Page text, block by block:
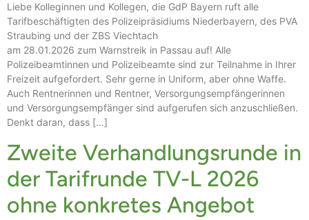
Liebe Kolleginnen und Kollegen, die GdP Bayern ruft alle
Tarifbeschäftigten des Polizeipräsidiums Niederbayern, des PVA
Straubing und der ZBS Viechtach
am 28.01.2026 zum Warnstreik in Passau auf! Alle
Polizeibeamtinnen und Polizeibeamte sind zur Teilnahme in Ihrer
Freizeit aufgefordert. Sehr gerne in Uniform, aber ohne Waffe.
Auch Rentnerinnen und Rentner, Versorgungsempfängerinnen
und Versorgungsempfänger sind aufgerufen sich anzuschließen.
Denkt daran, dass […]
Zweite Verhandlungsrunde in
der Tarifrunde TV-L 2026
ohne konkretes Angebot